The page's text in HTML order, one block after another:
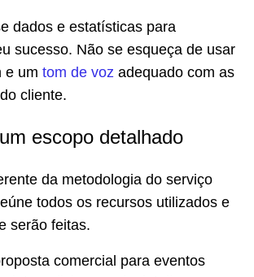
dados e estatísticas para
sucesso. Não se esqueça de usar
e um tom de voz adequado com as
cliente.
escopo detalhado
da metodologia do serviço
todos os recursos utilizados e
serão feitas.
comercial para eventos